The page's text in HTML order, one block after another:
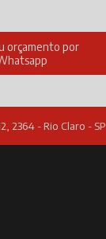
orçamento por
2364 - Rio Claro - SP